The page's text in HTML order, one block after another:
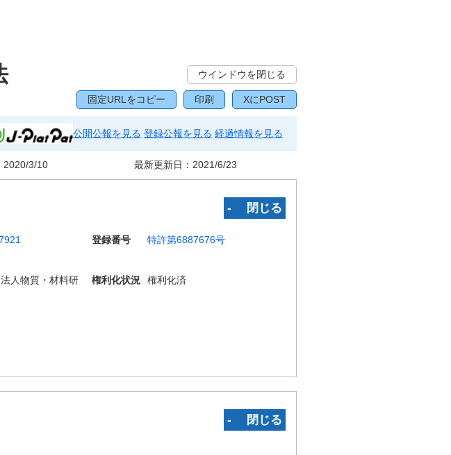
ウインドウを閉じる
固定URLをコピー 印刷 XにPOST
公開公報を見る 登録公報を見る 経過情報を見る
2020/3/10 最新更新日： 2021/6/23
‐ 閉じる
登録番号
特許第6887676号
人物質・材料研
権利化状況 権利化済
‐ 閉じる